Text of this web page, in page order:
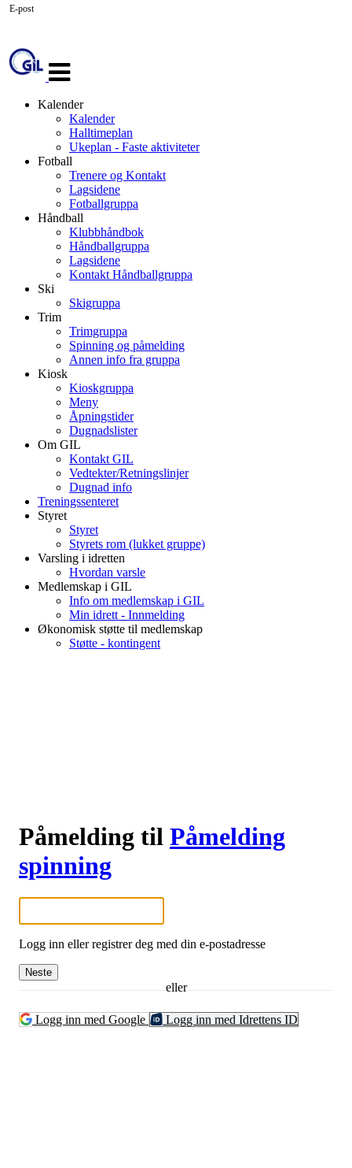
navigasjon
Kalender
Kalender
Halltimeplan
Ukeplan - Faste aktiviteter
Fotball
Trenere og Kontakt
Lagsidene
Fotballgruppa
Håndball
Klubbhåndbok
Håndballgruppa
Lagsidene
Kontakt Håndballgruppa
Ski
Skigruppa
Trim
Trimgruppa
Spinning og påmelding
Annen info fra gruppa
Kiosk
Kioskgruppa
Meny
Åpningstider
Dugnadslister
Om GIL
Kontakt GIL
Vedtekter/Retningslinjer
Dugnad info
Treningssenteret
Styret
Styret
Styrets rom (lukket gruppe)
Varsling i idretten
Hvordan varsle
Medlemskap i GIL
Info om medlemskap i GIL
Min idrett - Innmelding
Økonomisk støtte til medlemskap
Støtte - kontingent
Påmelding til Påmelding
spinning
E-post
Logg inn eller registrer deg med din e-postadresse
Neste
eller
Logg inn med Google Logg inn med Idrettens ID